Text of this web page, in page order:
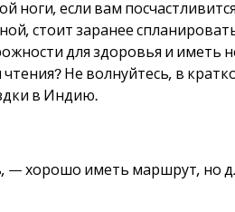
ноги, если вам
стоит заранее
для здоровья и иметь
Не волнуйтесь, в
в Индию.
— хорошо иметь маршрут, но